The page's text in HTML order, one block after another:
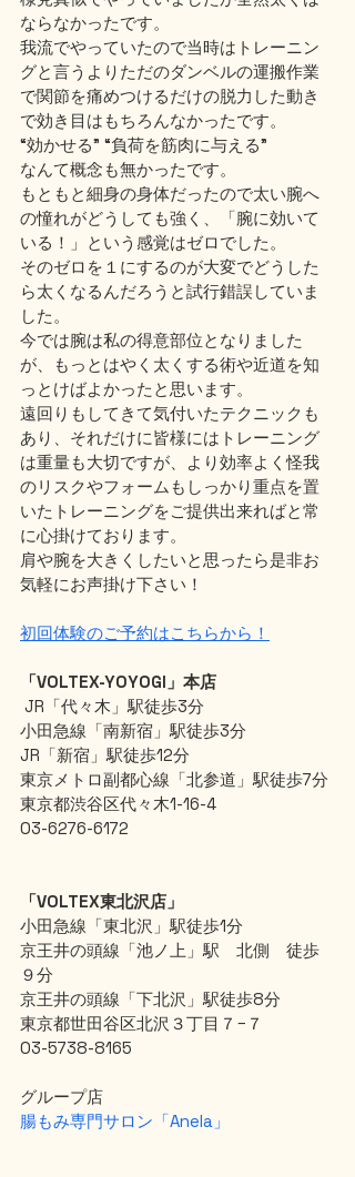
ならなかったです。
我流でやっていたので当時はトレーニン
グと言うよりただのダンベルの運搬作業
で関節を痛めつけるだけの脱力した動き
で効き目はもちろんなかったです。
“効かせる” “負荷を筋肉に与える”
なんて概念も無かったです。
もともと細身の身体だったので太い腕へ
の憧れがどうしても強く、「腕に効いて
いる！」という感覚はゼロでした。
そのゼロを１にするのが大変でどうした
ら太くなるんだろうと試行錯誤していま
した。
今では腕は私の得意部位となりました
が、もっとはやく太くする術や近道を知
っとけばよかったと思います。
遠回りもしてきて気付いたテクニックも
あり、それだけに皆様にはトレーニング
は重量も大切ですが、より効率よく怪我
のリスクやフォームもしっかり重点を置
いたトレーニングをご提供出来ればと常
に心掛けております。
肩や腕を大きくしたいと思ったら是非お
気軽にお声掛け下さい！
初回体験のご予約はこちらから！
「VOLTEX-YOYOGI」本店
JR「代々木」駅徒歩3分
小田急線「南新宿」駅徒歩3分
JR「新宿」駅徒歩12分
東京メトロ副都心線「北参道」駅徒歩7分
東京都渋谷区代々木1-16-4
03-6276-6172
「VOLTEX東北沢店」
小田急線「東北沢」駅徒歩1分
京王井の頭線「池ノ上」駅　北側　徒歩
９分
京王井の頭線「下北沢」駅徒歩8分
東京都世田谷区北沢３丁目７−７
03-5738-8165
グループ店
腸もみ専門サロン「Anela」